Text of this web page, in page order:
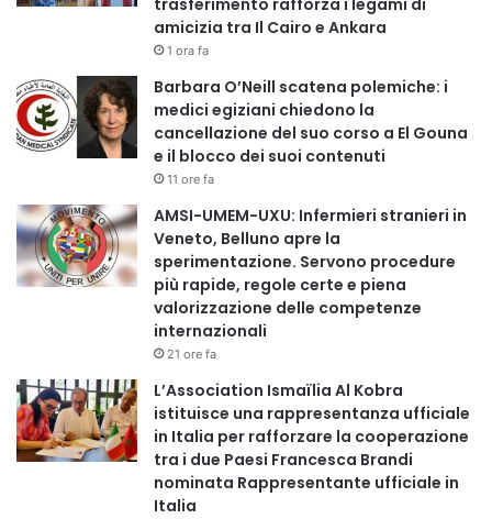
regionale è reale”. Allo stesso tempo, ha osservato che
“una risposta africana sta prendendo rapidamente forma”,
sebbene “i partner internazionali continuino a svolgere un
ruolo cruciale”.
L’attuale focolaio è attribuito al ceppo Bundibugyo, che ha
un tasso di mortalità compreso tra il 30 e il 50% e per il
quale non esiste un vaccino approvato o una terapia
specifica, secondo l’Organizzazione Mondiale della Sanità,
che classifica il rischio di un’epidemia nell’Africa
subsahariana come “alto” ma “basso” a livello globale.
Copy URL
trasferimento rafforza i legami di
amicizia tra Il Cairo e Ankara
1 ora fa
Barbara O’Neill scatena polemiche: i
medici egiziani chiedono la
cancellazione del suo corso a El Gouna
e il blocco dei suoi contenuti
11 ore fa
AMSI-UMEM-UXU: Infermieri stranieri in
Veneto, Belluno apre la
sperimentazione. Servono procedure
più rapide, regole certe e piena
valorizzazione delle competenze
internazionali
21 ore fa
L’Association Ismaïlia Al Kobra
istituisce una rappresentanza ufficiale
in Italia per rafforzare la cooperazione
tra i due Paesi Francesca Brandi
nominata Rappresentante ufficiale in
Italia